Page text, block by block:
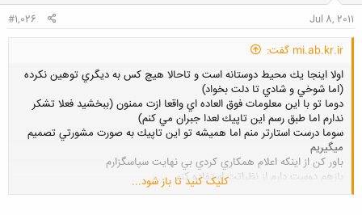
Jul 8, 2011
#1,026
mi.ab.kr.ir گفت:
اولا اينجا يك محيط دوستانه است و تاحالا هيچ كس به ديگري توهين نكرده
(اما شوخي و شادي تا دلت بخواد)
دوما تو با اين معلومات فوق العاده اي واقعا ازت ممنون (ببخشيد فعلا تشكر
ندارم اما طبق رسم اين تاپيك لعدا جبران مي كنم)
سوما درست استارتر منم اما هميشه تو اين تاپيك به صورت مشورتي تصميم
ميگيريم
باور كن از اينكه اعلام همكاري كردي بي نهايت سپاسگزارم
بازهم دوست دارم از نظراتت استفاده كنم
خصوص اينكه من قصد مهاجرت را دارم
کلیک کنید تا باز شود...